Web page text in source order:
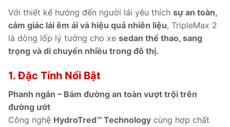
Với thiết kế hướng đến người lái yêu thích sự an toàn,
cảm giác lái êm ái và hiệu quả nhiên liệu, TripleMax 2
là dòng lốp lý tưởng cho xe sedan thể thao, sang
trọng và di chuyển nhiều trong đô thị.
1. Đặc Tính Nổi Bật
Phanh ngắn – Bám đường an toàn vượt trội trên
đường ướt
Công nghệ HydroTred™ Technology cùng hợp chất